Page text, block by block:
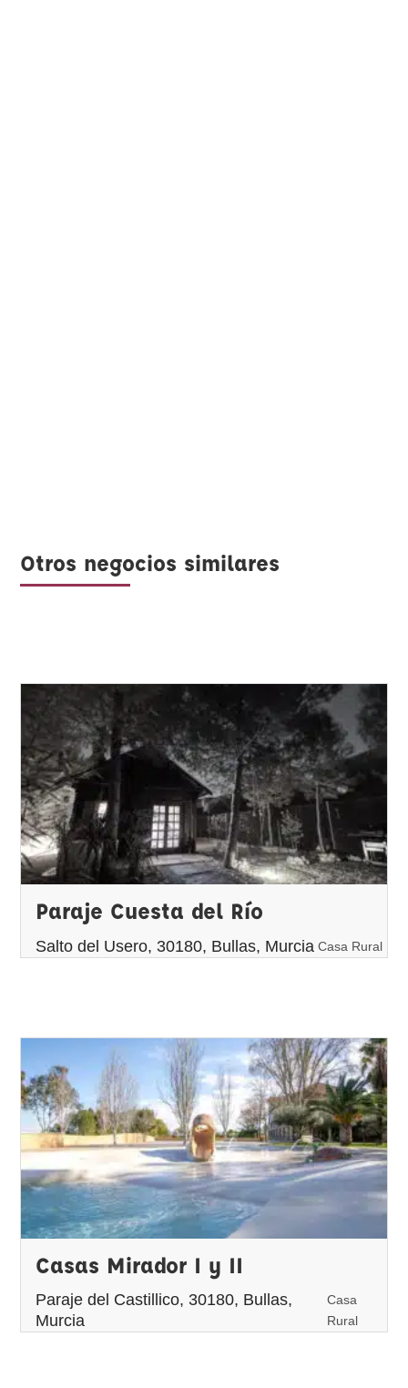
Otros negocios similares
Paraje Cuesta del Río
Salto del Usero, 30180, Bullas, Murcia Casa Rural
Casas Mirador I y II
Paraje del Castillico, 30180, Bullas,
Murcia
Casa
Rural